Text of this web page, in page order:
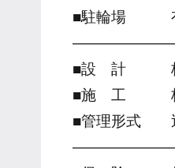
■駐輪場
■設 計 株式
■施 工 株
■管理形式